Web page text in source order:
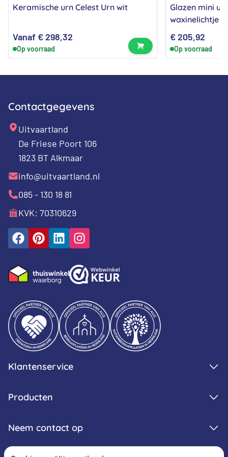
Keramische urn Celest Urn wit
Vanaf €298,32
Op voorraad Bekijk product
Glazen mini
waxinelichtje
€205,92
Op voorraad
Contactgegevens
Uitvaartland
De Friese Poort 106
1823 BT Alkmaar
info@uitvaartland.nl
085 - 130 18 81
KVK: 70310629
Klantenservice
Producten
Neem contact op